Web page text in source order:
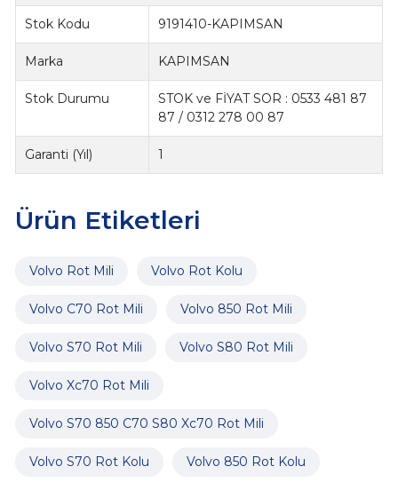
Stok Kodu 9191410-KAPIMSAN
Marka KAPIMSAN
Stok Durumu
STOK ve FİYAT SOR : 0533 481 87
87 / 0312 278 00 87
Garanti (Yıl) 1
Ürün Etiketleri
Volvo Rot Mili Volvo Rot Kolu
Volvo C70 Rot Mili Volvo 850 Rot Mili
Volvo S70 Rot Mili Volvo S80 Rot Mili
Volvo Xc70 Rot Mili
Volvo S70 850 C70 S80 Xc70 Rot Mili
Volvo S70 Rot Kolu Volvo 850 Rot Kolu